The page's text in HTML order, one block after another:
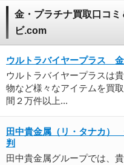
金・プラチナ買取口コ
ビ.com
ウルトラバイヤープラス
ウルトラバイヤープラスは
物など様々なアイテムを買
間２万件以上...
田中貴金属（リ・タナカ）
判
田中貴金属グループでは、